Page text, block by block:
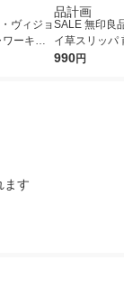
ヴィジョ
ーキャ
1個
SALE 無印良
イ草スリッパ
ＸＬ ２６．５
990円
ます